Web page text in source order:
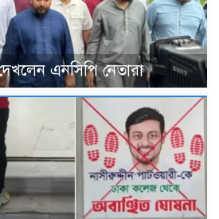
এনসিপি নেতারা